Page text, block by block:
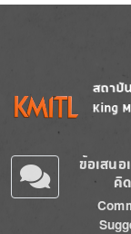
Image
ข้อเสนอ
คิ